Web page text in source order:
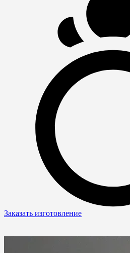
Заказать изготовление